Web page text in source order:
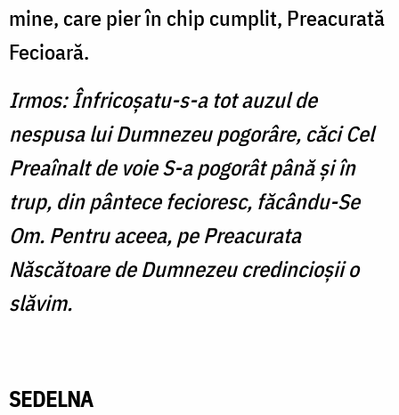
mine, care pier în chip cumplit, Preacurată
Fecioară.
Irmos: Înfricoşatu-s-a tot auzul de
nespusa lui Dumnezeu pogorâre, căci Cel
Preaînalt de voie S-a pogorât până şi în
trup, din pântece fecioresc, făcându-Se
Om. Pentru aceea, pe Preacurata
Născătoare de Dumnezeu credincioşii o
slăvim.
SEDELNA